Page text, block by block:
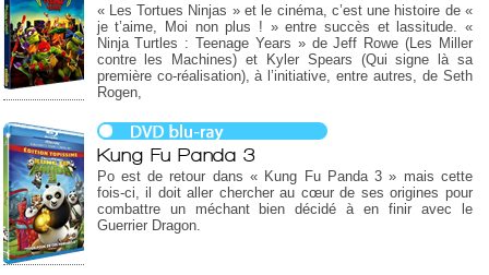
« Les Tortues Ninjas » et le cinéma, c’est une histoire de «
je t’aime, Moi non plus ! » entre succès et lassitude. «
Ninja Turtles : Teenage Years » de Jeff Rowe (Les Miller
contre les Machines) et Kyler Spears (Qui signe là sa
première co-réalisation), à l’initiative, entre autres, de Seth
Rogen,
Kung Fu Panda 3
Po est de retour dans « Kung Fu Panda 3 » mais cette
fois-ci, il doit aller chercher au cœur de ses origines pour
combattre un méchant bien décidé à en finir avec le
Guerrier Dragon.